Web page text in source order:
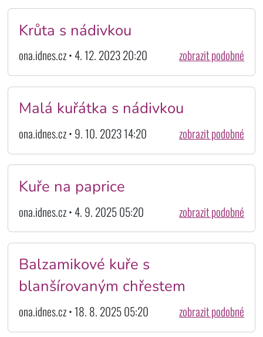
Krůta s nádivkou
ona.idnes.cz • 4. 12. 2023 20:20 zobrazit podobné
Malá kuřátka s nádivkou
ona.idnes.cz • 9. 10. 2023 14:20 zobrazit podobné
Kuře na paprice
ona.idnes.cz • 4. 9. 2025 05:20 zobrazit podobné
Balzamikové kuře s
blanšírovaným chřestem
ona.idnes.cz • 18. 8. 2025 05:20 zobrazit podobné